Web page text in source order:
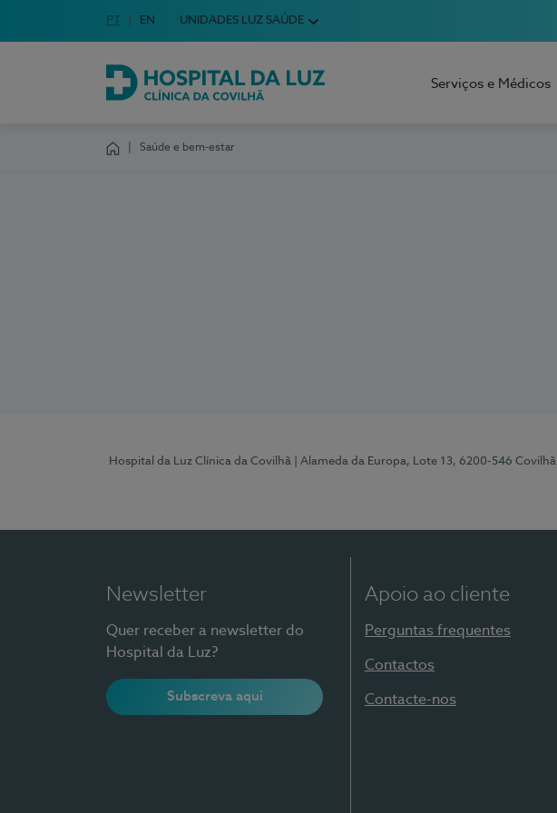
Escolha o seu idioma
Idioma em Português
PT English Language
EN UNIDADES LUZ SAÚDE
Hospital da Luz Clínica da Covilhã
Serviços e Médicos
Saúde e bem-estar
Hospital da Luz Clínica da Covilhã | Alameda da Europa, Lote 13, 6200-546 Covilhã
Newsletter
Quer receber a newsletter do
Hospital da Luz?
Subscreva aqui
Apoio ao cliente
Perguntas frequentes
Contactos
Contacte-nos